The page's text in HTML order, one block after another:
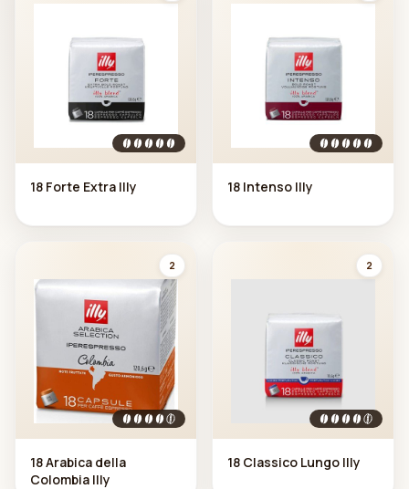
18 Forte Extra Illy 18 Intenso Illy
2
18 Arabica della
Colombia Illy
2
18 Classico Lungo Illy